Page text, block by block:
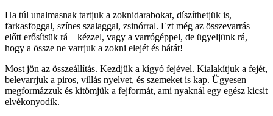
Ha túl unalmasnak tartjuk a zoknidarabokat, díszíthetjük is,
farkasfoggal, színes szalaggal, zsinórral. Ezt még az összevarrás
előtt erősítsük rá – kézzel, vagy a varrógéppel, de ügyeljünk rá,
hogy a össze ne varrjuk a zokni elejét és hátát!
Most jön az összeállítás. Kezdjük a kígyó fejével. Kialakítjuk a fejét,
belevarrjuk a piros, villás nyelvet, és szemeket is kap. Ügyesen
megformázzuk és kitömjük a fejformát, ami nyaknál egy egész kicsit
elvékonyodik.